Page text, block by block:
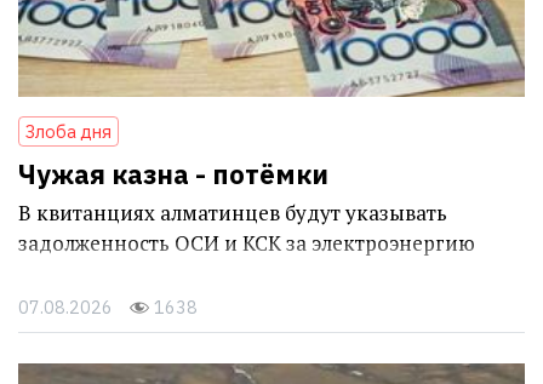
Злоба дня
Чужая казна - потёмки
В квитанциях алматинцев будут указывать
задолженность ОСИ и КСК за электроэнергию
07.08.2026 1638